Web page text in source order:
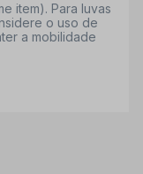
item). Para luvas
o uso de
a mobilidade